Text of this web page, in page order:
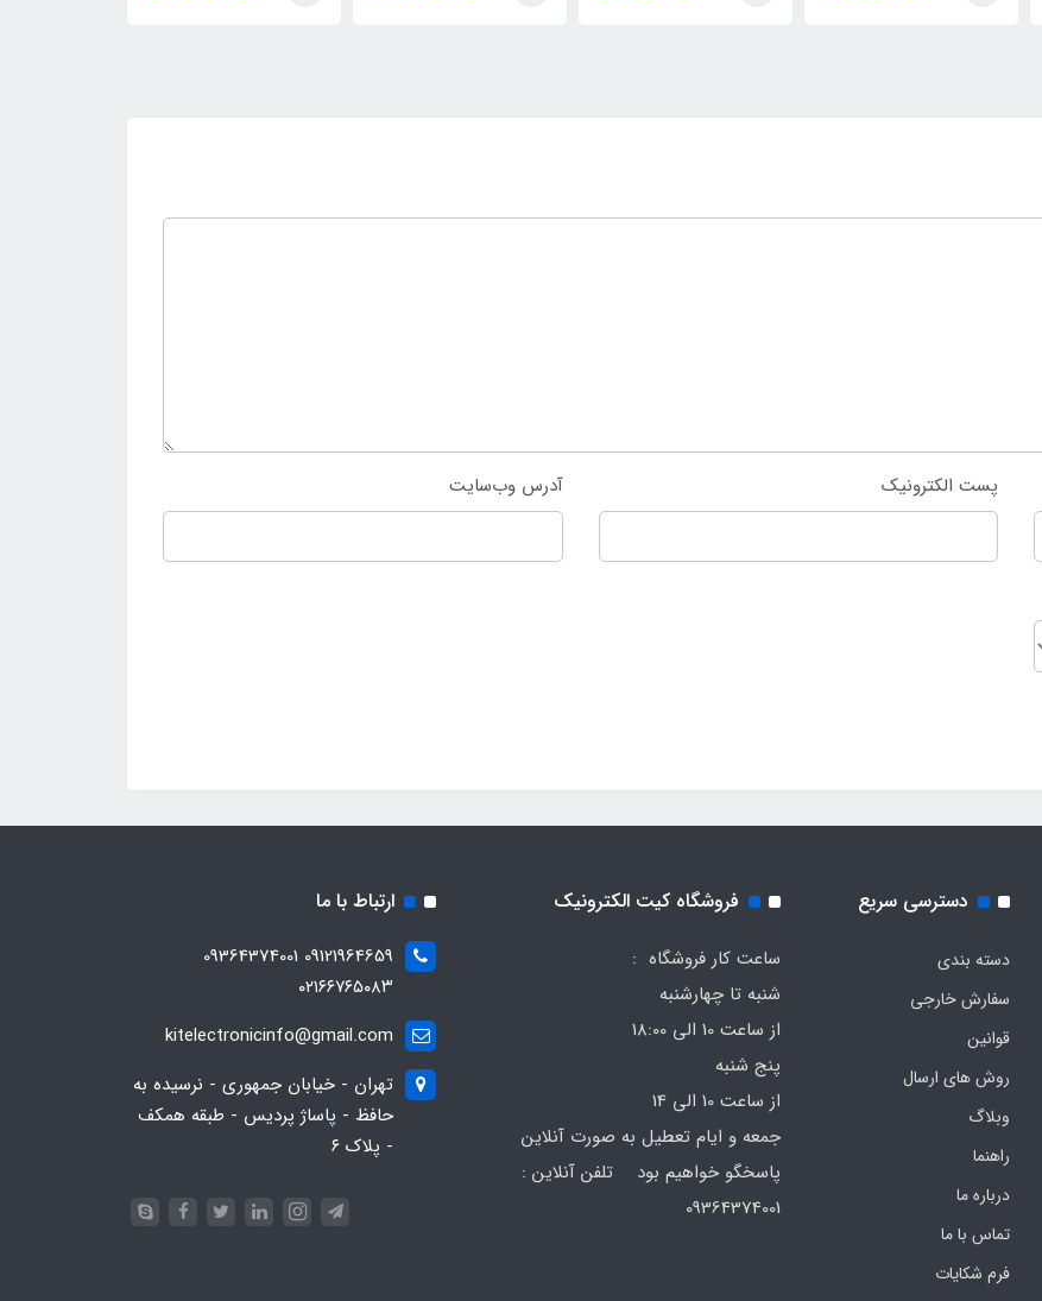
پست الکترونیک آدرس وب‌سایت
دسترسی سریع
دسته بندی
سفارش خارجی
قوانین
روش های ارسال
وبلاگ
راهنما
درباره ما
تماس با ما
فرم‌ شکایات
فروشگاه کیت الکترونیک
ساعت کار فروشگاه :
شنبه تا چهارشنبه
از ساعت 10 الی 18:00
پنج شنبه
از ساعت 10 الی 14
جمعه و ایام تعطیل به صورت آنلاین
پاسخگو خواهیم بود تلفن آنلاین :
ارتباط با ما
09121964659 09364374001
۰۲۱۶۶۷۶۵۰۸۳
kitelectronicinfo@gmail.com
تهران - خیابان جمهوری - نرسیده به
حافظ - پاساژ پردیس - طبقه همکف
- پلاک ۶